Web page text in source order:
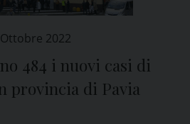
2022
484 i nuovi casi di
provincia di Pavia